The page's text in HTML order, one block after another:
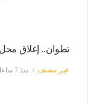
تطوان.. إغلاق
غير مصنف منذ 7 ساعات